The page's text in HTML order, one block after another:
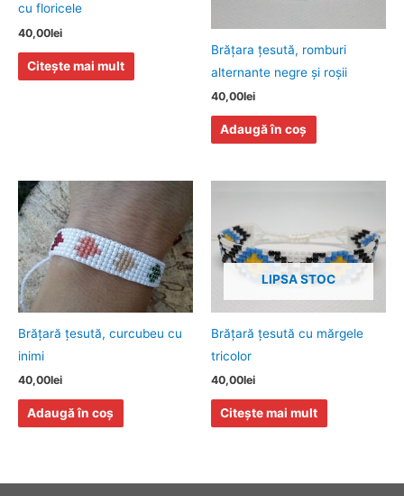
cu floricele
40,00lei
Citește mai mult
Brăţara ţesută, romburi
alternante negre şi roşii
40,00lei
Adaugă în coș
Brăţară ţesută, curcubeu cu
inimi
40,00lei
Adaugă în coș
LIPSA STOC
Brăţară ţesută cu mărgele
tricolor
40,00lei
Citește mai mult